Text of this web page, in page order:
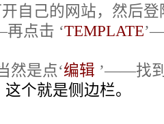
己的网站，然后登
点击 ‘TEMPLATE
是点‘编辑 ’——找
这个就是侧边栏。